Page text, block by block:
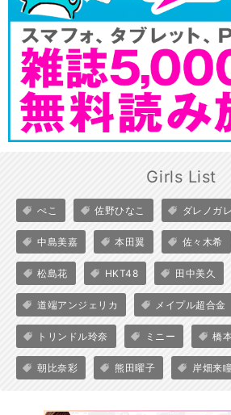
Girls List
ぺこ 佐野ひなこ ダレノガ
中島美嘉 本田翼 佐々木希
松島花 HKT48 田中美久
道端アンジェリカ メイプル超合金
トリンドル玲奈 ミニー 橋
朝比奈彩 熊田曜子 岸畑来